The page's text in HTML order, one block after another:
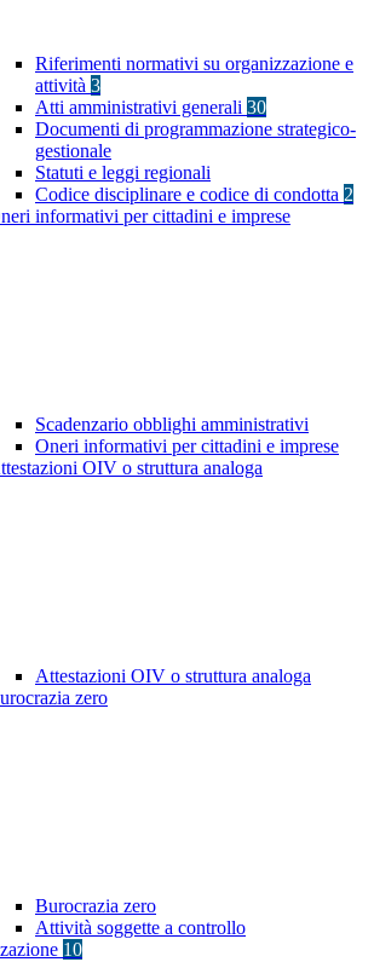
Riferimenti normativi su organizzazione e
attività 3
Atti amministrativi generali 30
Documenti di programmazione strategico-
gestionale
Statuti e leggi regionali
Codice disciplinare e codice di condotta 2
informativi per cittadini e imprese
Scadenzario obblighi amministrativi
Oneri informativi per cittadini e imprese
OIV o struttura analoga
Attestazioni OIV o struttura analoga
zero
Burocrazia zero
Attività soggette a controllo
10